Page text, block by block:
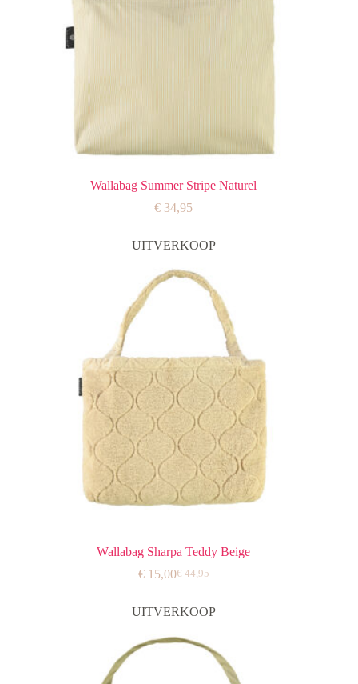
Wallabag Summer Stripe Naturel
€ 34,95
UITVERKOOP
Wallabag Sharpa Teddy Beige
€44,95
Oorspronkelijke
was:
€15,00Huidige
is:
UITVERKOOP